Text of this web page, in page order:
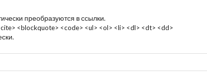
преобразуются в ссылки.
<blockquote> <code> <ul> <ol> <li> <dl> <dt> <dd>